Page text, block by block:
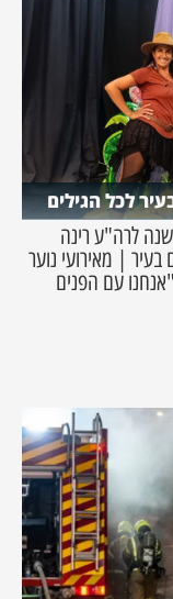
לכל הגילים
לרה"ע רינה
בעיר | מאירועי נוער
עם הפנים